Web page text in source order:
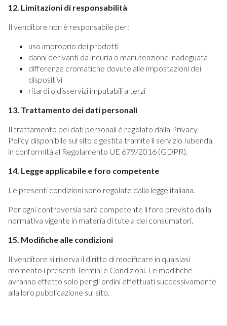
12. Limitazioni di responsabilità
Il venditore non è responsabile per:
uso improprio dei prodotti
danni derivanti da incuria o manutenzione inadeguata
differenze cromatiche dovute alle impostazioni dei
dispositivi
ritardi o disservizi imputabili a terzi
13. Trattamento dei dati personali
Il trattamento dei dati personali è regolato dalla Privacy
Policy disponibile sul sito e gestita tramite il servizio Iubenda,
in conformità al Regolamento UE 679/2016 (GDPR).
14. Legge applicabile e foro competente
Le presenti condizioni sono regolate dalla legge italiana.
Per ogni controversia sarà competente il foro previsto dalla
normativa vigente in materia di tutela dei consumatori.
15. Modifiche alle condizioni
Il venditore si riserva il diritto di modificare in qualsiasi
momento i presenti Termini e Condizioni. Le modifiche
avranno effetto solo per gli ordini effettuati successivamente
alla loro pubblicazione sul sito.